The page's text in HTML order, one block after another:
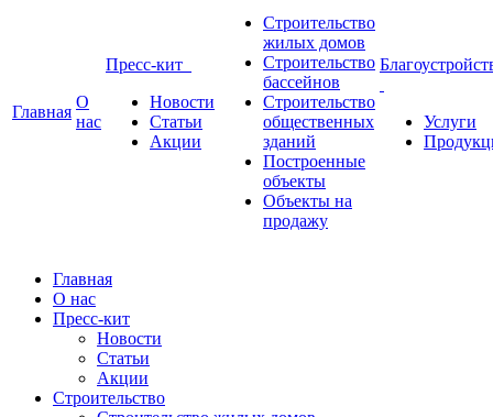
Главная
О
нас
Пресс-кит
Новости
Статьи
Акции
Строительство
жилых домов
Строительство
бассейнов
Строительство
общественных
зданий
Построенные
объекты
Объекты на
продажу
Услуги
Главная
О нас
Пресс-кит
Новости
Статьи
Акции
Строительство